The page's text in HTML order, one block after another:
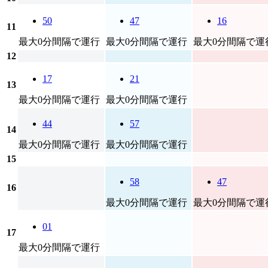
11
50
最大0分間隔で運行
47
最大0分間隔で運行
16
最大0分間隔で運
12
13
17
最大0分間隔で運行
21
最大0分間隔で運行
14
44
最大0分間隔で運行
57
最大0分間隔で運行
15
16
58
最大0分間隔で運行
47
最大0分間隔で運
17
01
最大0分間隔で運行